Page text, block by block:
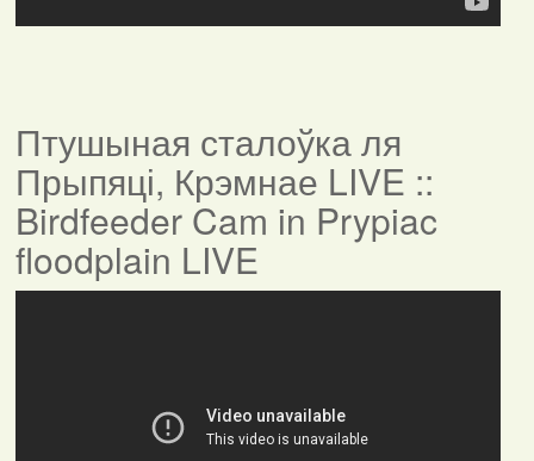
Птушыная сталоўка ля
Прыпяці, Крэмнае LIVE ::
Birdfeeder Cam in Prypiac
floodplain LIVE